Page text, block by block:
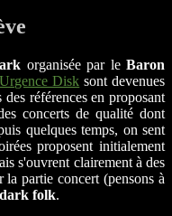
organisée par leBaron
Urgence Disk sont devenues
références en proposant
concerts de qualité dont
quelques temps, on sent
proposent initialement
s'ouvrent clairement à des
partie concert (pensons à
dark folk.